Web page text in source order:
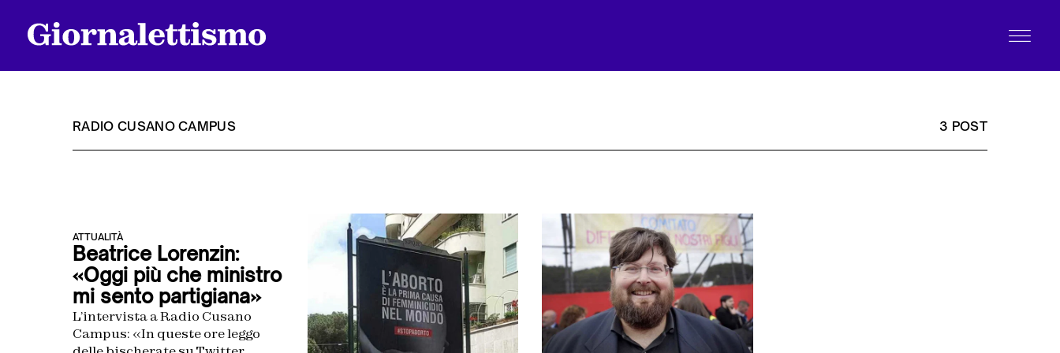
Chi siamo
Contatti
RADIO CUSANO CAMPUS 3 POST
ATTUALITÀ
Beatrice Lorenzin:
«Oggi più che ministro
mi sento partigiana»
L’intervista a Radio Cusano
Campus: «In queste ore leggo